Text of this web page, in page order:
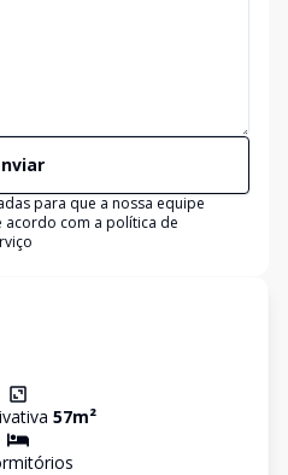
para que a nossa equipe
acordo com a política de
57m²
s